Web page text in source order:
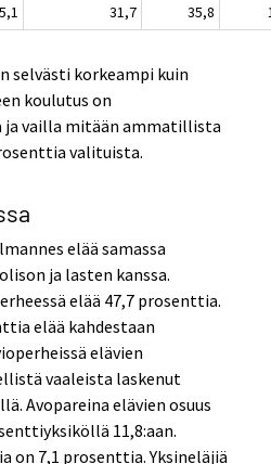
31,7 35,8
selvästi korkeampi kuin
koulutus on
vailla mitään ammatillista
valituista.
elää samassa
ja lasten kanssa.
elää 47,7 prosenttia.
elää kahdestaan
elävien
vaaleista laskenut
Avopareina elävien osuus
11,8:aan.
on 7,1 prosenttia. Yksineläjiä